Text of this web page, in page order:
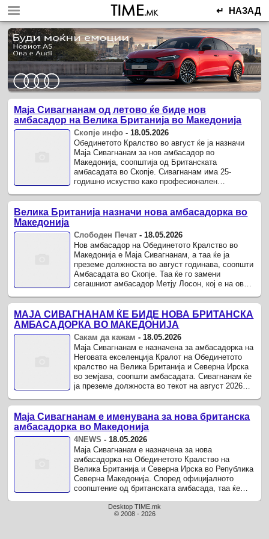
↵ НАЗАД
Маја Сивагнанам од летово ќе биде нов
амбасадор на Велика Британија во Македонија
Скопје инфо - 18.05.2026
Обединетото Кралство во август ќе ја назначи
Маја Сивагнанам за нов амбасадор во
Македонија, соопштија од Британската
амбасадата во Скопје. Сивагнанам има 25-
годишно искуство како професионален
должности, ...
Велика Британија назначи нова амбасадорка во
Македонија
Слободен Печат - 18.05.2026
Нов амбасадор на Обединетото Кралство во
Македонија е Маја Сивагнанам, а таа ќе ја
преземе должноста во август годинава, соопшти
Амбасадата во Скопје. Таа ќе го замени
сегашниот амбасадор Метју Лосон, кој е на оваа
МАЈА СИВАГНАНАМ ЌЕ БИДЕ НОВА БРИТАНСКА
АМБАСАДОРКА ВО МАКЕДОНИЈА
Сакам да кажам -18.05.2026
Маја Сивагнанам е назначена за амбасадорка на
Неговата екселенција Кралот на Обединетото
кралство на Велика Британија и Северна Ирска
во земјава, соопшти амбасадата. Сивагнанам ќе
ја преземе должноста во текот на август 2026
Маја Сивагнанам е именувана за нова британска
амбасадорка во Македонија
4NEWS -18.05.2026
Маја Сивагнанам е назначена за нова
амбасадорка на Обединетото Кралство на
Велика Британија и Северна Ирска во Република
Северна Македонија. Според официјалното
соопштение од британската амбасада, таа ќе
Desktop TIME.mk
© 2008 - 2026